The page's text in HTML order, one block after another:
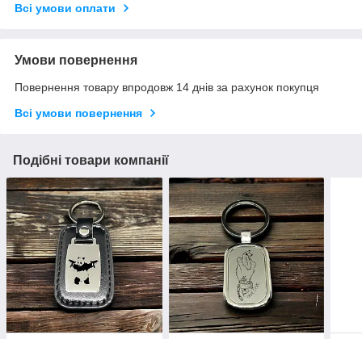
Всі умови оплати
Умови повернення
Повернення товару впродовж 14 днів за рахунок покупця
Всі умови повернення
Подібні товари компанії